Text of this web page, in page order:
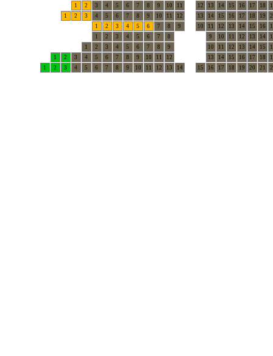
1
2 3 4 5 6 7 8 9 10 11 12 13 14 15 16 17 18
1
2 3 4 5 6 7 8 9 10 11 12 13 14 15 16 17 18 19
1
2 3 4 5 6 7 8 9 10 11 12 13 14 15 16
1
2 3 4 5 6 7 8 9 10 11 12 13 14
1
2 3 4 5 6 7 8 9 10 11 12 13 14 15
1
2 3 4 5 6 7 8 9 10 11 12 13 14 15 16 17 18
1
2 3 4 5 6 7 8 9 10 11 12 13 14 15 16 17 18 19 20 21